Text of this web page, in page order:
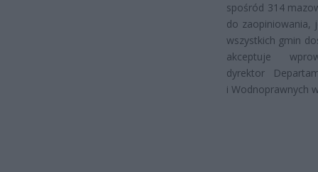
spośród 314
do zaopiniowania,
wszystkich gmin
akceptuje
dyrektor
i Wodnoprawnych